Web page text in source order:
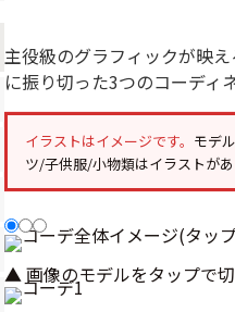
主役級のグラフィックが映
に振り切った3つのコーディ
イラストはイメージです。 モデ
ツ/子供服/小物類はイラストが
▲ 画像のモデルをタップで